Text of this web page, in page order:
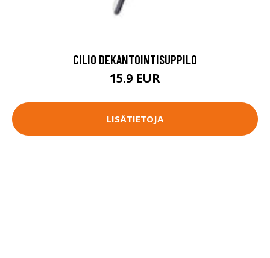
CILIO DEKANTOINTISUPPILO
15.9 EUR
LISÄTIETOJA